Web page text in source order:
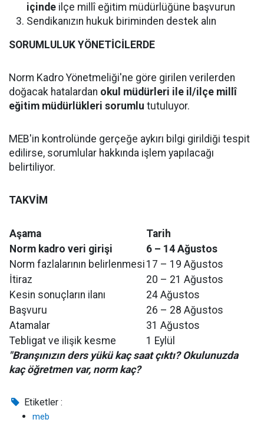
içinde ilçe millî eğitim müdürlüğüne başvurun
Sendikanızın hukuk biriminden destek alın
SORUMLULUK YÖNETİCİLERDE
Norm Kadro Yönetmeliği'ne göre girilen verilerden
doğacak hatalardan okul müdürleri ile il/ilçe millî
eğitim müdürlükleri sorumlu tutuluyor.
MEB'in kontrolünde gerçeğe aykırı bilgi girildiği tespit
edilirse, sorumlular hakkında işlem yapılacağı
belirtiliyor.
TAKVİM
Aşama
Tarih
Norm kadro veri girişi
6 – 14 Ağustos
Norm fazlalarının belirlenmesi 17 – 19 Ağustos
İtiraz
20 – 21 Ağustos
Kesin sonuçların ilanı
24 Ağustos
Başvuru
26 – 28 Ağustos
Atamalar
31 Ağustos
Tebligat ve ilişik kesme
1 Eylül
"Branşınızın ders yükü kaç saat çıktı? Okulunuzda
kaç öğretmen var, norm kaç?
Etiketler :
meb